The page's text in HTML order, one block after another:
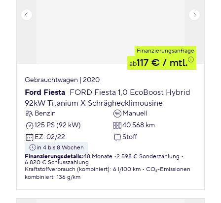
Finanzierungsanfrage
ab117 € / mtl.
Gebrauchtwagen | 2020
Ford Fiesta FORD Fiesta 1,0 EcoBoost Hybrid
92kW Titanium X Schräghecklimousine
Benzin
Manuell
125 PS (92 kW)
40.568 km
EZ: 02/22 Stoff
in 4 bis 8 Wochen
Finanzierungsdetails:48 Monate 2.598 € Sonderzahlung
6.820 € Schlusszahlung
Kraftstoffverbrauch (kombiniert): 6 l/100 km
CO₂-Emissionen
kombiniert: 136 g/km